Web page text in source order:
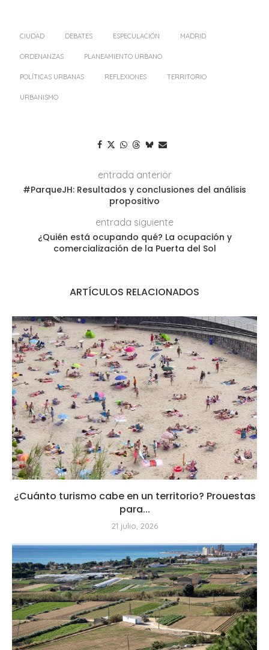
CIUDAD DEBATES ESPECULACIÓN MADRID
ORDENANZAS PLANEAMIENTO URBANO
POLÍTICAS URBANAS REFLEXIONES TERRITORIO
URBANISMO
entrada anterior
#ParqueJH: Resultados y conclusiones del análisis
propositivo
entrada siguiente
¿Quién está ocupando qué? La ocupación y
comercialización de la Puerta del Sol
ARTÍCULOS RELACIONADOS
¿Cuánto turismo cabe en un territorio? Prouestas
para...
21 julio, 2026